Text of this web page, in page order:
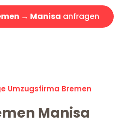
→ Manisa anfragen
Umzugsfirma Bremen
Manisa